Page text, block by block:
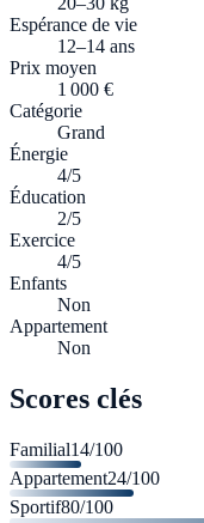
Espérance de vie
12–14 ans
Prix moyen
1 000 €
Catégorie
Grand
Énergie
4/5
Éducation
2/5
Exercice
4/5
Enfants
Non
Appartement
Non
Scores clés
Familial14/100
Appartement24/100
Sportif80/100